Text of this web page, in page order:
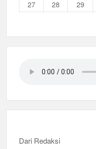
27 28 29
Dari Redaksi